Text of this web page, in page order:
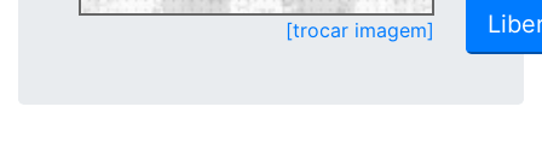
[trocar imagem]